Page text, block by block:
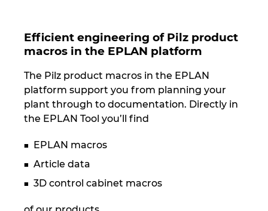
Efficient engineering of Pilz product
macros in the EPLAN platform
The Pilz product macros in the EPLAN
platform support you from planning your
plant through to documentation. Directly in
the EPLAN Tool you’ll find
EPLAN macros
Article data
3D control cabinet macros
Romania
Serbia
Singapore
Slovakia
Slovenia
South Africa